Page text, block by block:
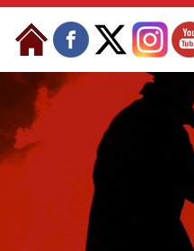
Μετάβαση στο περιεχόμενο